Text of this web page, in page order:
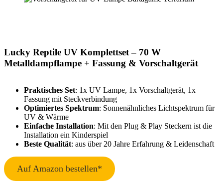
Lucky Reptile UV Komplettset – 70 W
Metalldampflampe + Fassung & Vorschaltgerät
Praktisches Set: 1x UV Lampe, 1x Vorschaltgerät, 1x
Fassung mit Steckverbindung
Optimiertes Spektrum: Sonnenähnliches Lichtspektrum für
UV & Wärme
Einfache Installation: Mit den Plug & Play Steckern ist die
Installation ein Kinderspiel
Beste Qualität: aus über 20 Jahre Erfahrung & Leidenschaft
Auf Amazon bestellen*